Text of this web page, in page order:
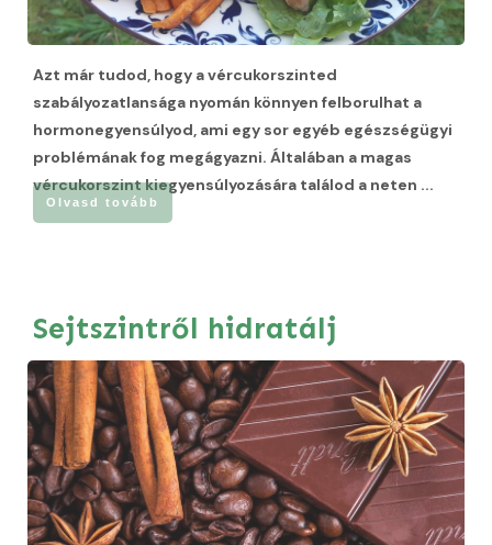
Azt már tudod, hogy a vércukorszinted
szabályozatlansága nyomán könnyen felborulhat a
hormonegyensúlyod, ami egy sor egyéb egészségügyi
problémának fog megágyazni. Általában a magas
vércukorszint kiegyensúlyozására találod a neten ...
Olvasd tovább
Sejtszintről hidratálj